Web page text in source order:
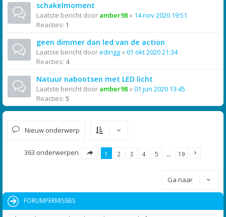
schakelmoment
Laatste bericht door amber98« 14 nov 2020 19:51
Reacties: 1
geen dimmer dan led van de action
Laatste bericht dooredingg « 01 okt 2020 21:34
Reacties: 4
Natuur nabootsen met LED licht
Laatste bericht door amber98« 01 jun 2020 13:45
Reacties: 5
Nieuw onderwerp
363 onderwerpen 1 2 3 4 5 … 19
Ga naar
FORUMPERMISSIES